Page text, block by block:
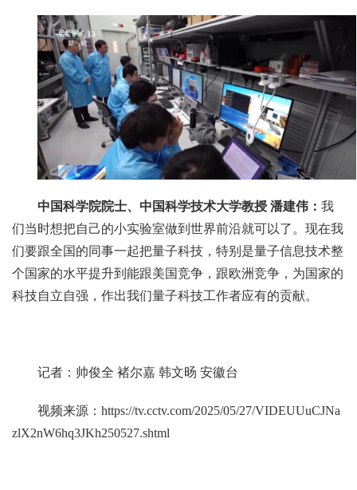
中国科学院院士、中国科学技术大学教授 潘建伟： 我
们当时想把自己的小实验室做到世界前沿就可以了。现在我
们要跟全国的同事一起把量子科技，特别是量子信息技术整
个国家的水平提升到能跟美国竞争，跟欧洲竞争，为国家的
科技自立自强，作出我们量子科技工作者应有的贡献。
记者：帅俊全 褚尔嘉 韩文旸 安徽台
视频来源： https://tv.cctv.com/2025/05/27/VIDEUUuCJNa
zlX2nW6hq3JKh250527.shtml